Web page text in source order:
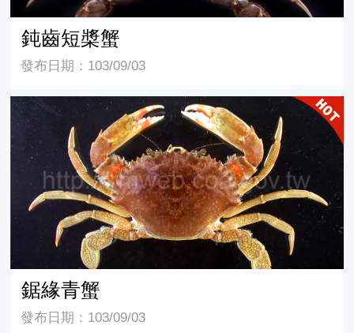
鈍齒短槳蟹
發布日期：103/09/03
鋸緣青蟹
鋸緣青蟹
發布日期：103/09/03